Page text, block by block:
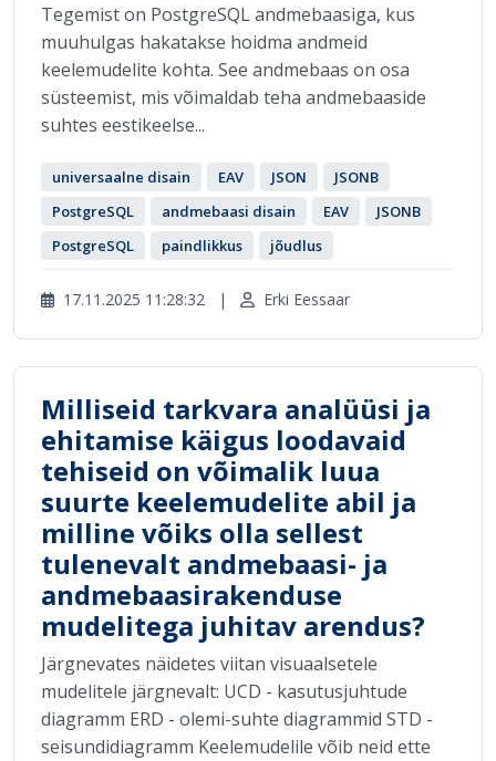
Tegemist on PostgreSQL andmebaasiga, kus
muuhulgas hakatakse hoidma andmeid
keelemudelite kohta. See andmebaas on osa
süsteemist, mis võimaldab teha andmebaaside
suhtes eestikeelse...
universaalne disain EAV JSON
JSONB
PostgreSQL
andmebaasi disain EAV
JSONB
PostgreSQL
paindlikkus jõudlus
17.11.2025 11:28:32 | Erki Eessaar
Milliseid tarkvara analüüsi ja
ehitamise käigus loodavaid
tehiseid on võimalik luua
suurte keelemudelite abil ja
milline võiks olla sellest
tulenevalt andmebaasi- ja
andmebaasirakenduse
mudelitega juhitav arendus?
Järgnevates näidetes viitan visuaalsetele
mudelitele järgnevalt: UCD - kasutusjuhtude
diagramm ERD - olemi-suhte diagrammid STD -
seisundidiagramm Keelemudelile võib neid ette